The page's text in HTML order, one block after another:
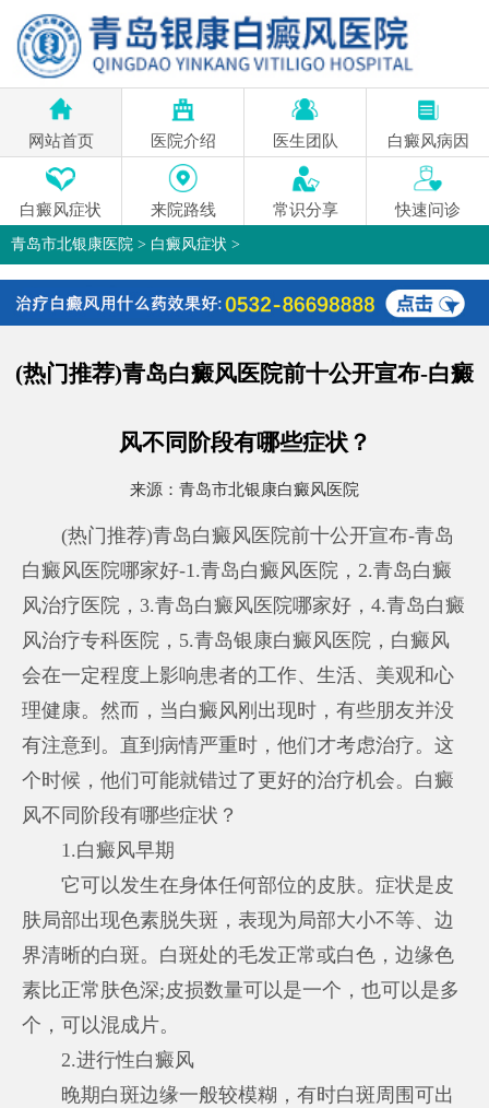
网站首页 医院介绍 医生团队 白癜风病因
白癜风症状 来院路线 常识分享 快速问诊
青岛市北银康医院 > 白癜风症状 >
(热门推荐)青岛白癜风医院前十公开宣布-白癜
风不同阶段有哪些症状？
来源： 青岛市北银康白癜风医院
(热门推荐)青岛白癜风医院前十公开宣布-青岛
白癜风医院哪家好-1.青岛白癜风医院，2.青岛白癜
风治疗医院，3.青岛白癜风医院哪家好，4.青岛白癜
风治疗专科医院，5.青岛银康白癜风医院，白癜风
会在一定程度上影响患者的工作、生活、美观和心
理健康。然而，当白癜风刚出现时，有些朋友并没
有注意到。直到病情严重时，他们才考虑治疗。这
个时候，他们可能就错过了更好的治疗机会。白癜
风不同阶段有哪些症状？
1.白癜风早期
它可以发生在身体任何部位的皮肤。症状是皮
肤局部出现色素脱失斑，表现为局部大小不等、边
界清晰的白斑。白斑处的毛发正常或白色，边缘色
素比正常肤色深;皮损数量可以是一个，也可以是多
个，可以混成片。
2.进行性白癜风
晚期白斑边缘一般较模糊，有时白斑周围可出